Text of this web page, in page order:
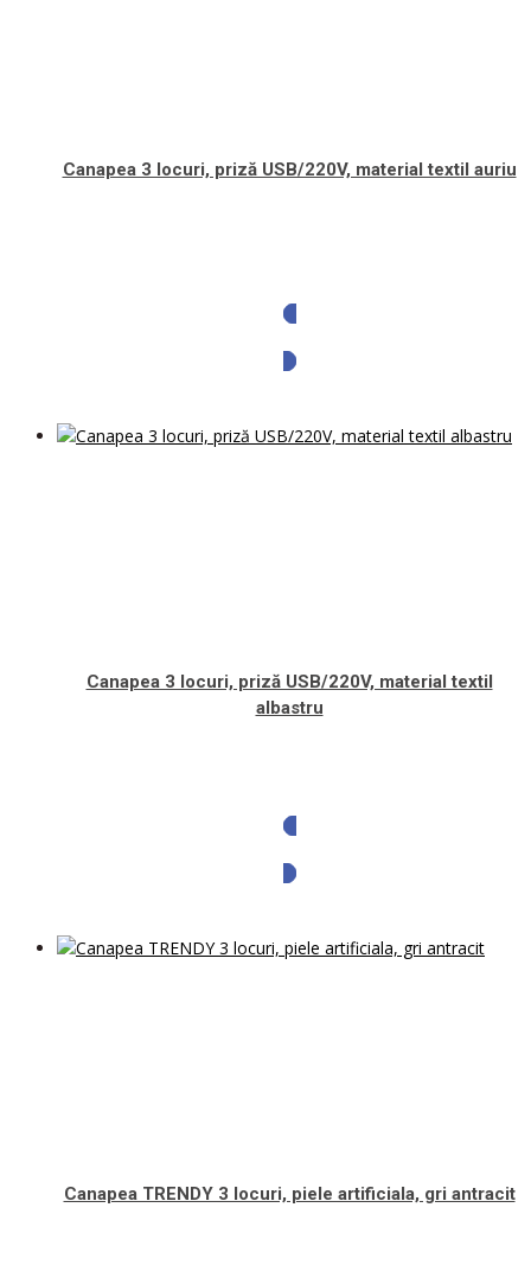
Canapea 3 locuri, priză USB/220V, material textil auriu
Canapea 3 locuri, priză USB/220V, material textil
albastru
Canapea TRENDY 3 locuri, piele artificiala, gri antracit